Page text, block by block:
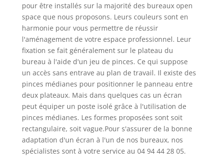
pour être installés sur la majorité des bureaux open
space que nous proposons. Leurs couleurs sont en
harmonie pour vous permettre de réussir
l'aménagement de votre espace professionnel. Leur
fixation se fait généralement sur le plateau du
bureau à l'aide d'un jeu de pinces. Ce qui suppose
un accès sans entrave au plan de travail. Il existe des
pinces médianes pour positionner le panneau entre
deux plateaux. Mais dans quelques cas un écran
peut équiper un poste isolé grâce à l'utilisation de
pinces médianes. Les formes proposées sont soit
rectangulaire, soit vague.Pour s'assurer de la bonne
adaptation d'un écran à l'un de nos bureaux, nos
spécialistes sont à votre service au 04 94 44 28 05.